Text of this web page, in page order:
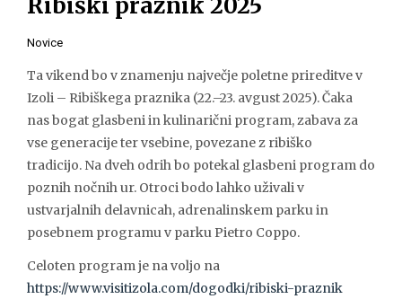
Novice
Ta vikend bo v znamenju največje poletne prireditve v
Izoli – Ribiškega praznika (22.–23. avgust 2025). Čaka
nas bogat glasbeni in kulinarični program, zabava za
vse generacije ter vsebine, povezane z ribiško
tradicijo. Na dveh odrih bo potekal glasbeni program do
poznih nočnih ur. Otroci bodo lahko uživali v
ustvarjalnih delavnicah, adrenalinskem parku in
posebnem programu v parku Pietro Coppo.
Celoten program je na voljo na
https://www.visitizola.com/dogodki/ribiski-praznik